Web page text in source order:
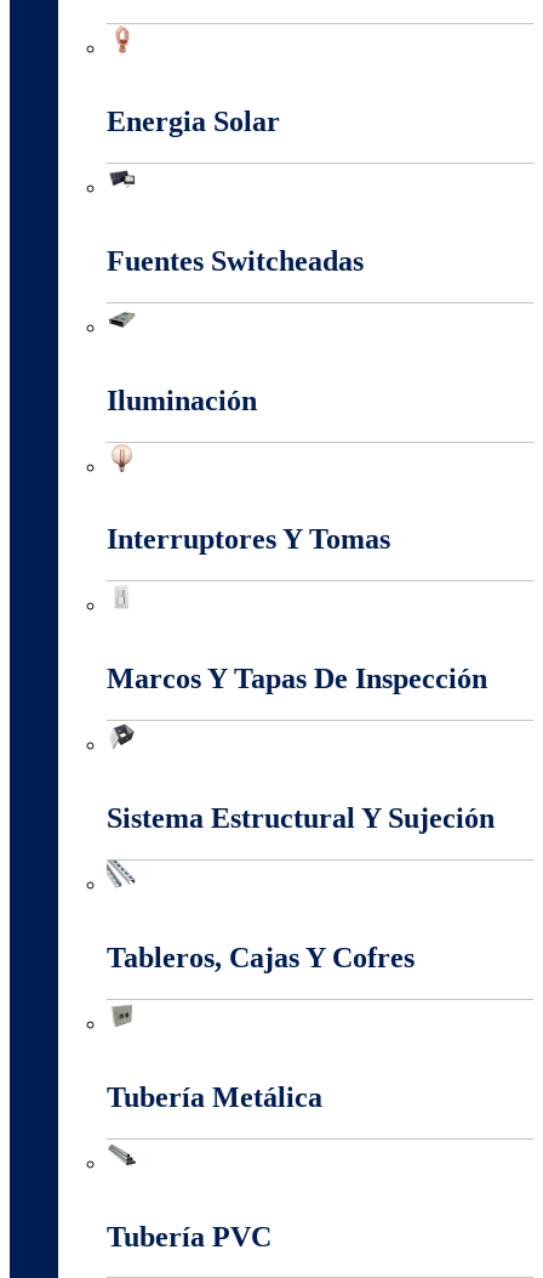
Energia Solar
Fuentes Switcheadas
Iluminación
Interruptores Y Tomas
Marcos Y Tapas De Inspección
Sistema Estructural Y Sujeción
Tableros, Cajas Y Cofres
Tubería Metálica
Tubería PVC